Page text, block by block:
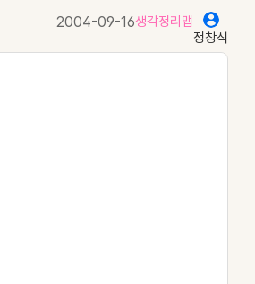
2004-09-16생각정리맵
정창식